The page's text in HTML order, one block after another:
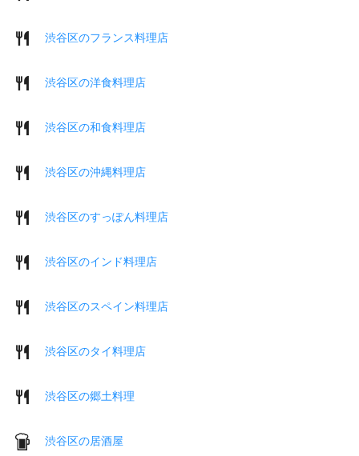
渋谷区のフランス料理店
渋谷区の洋食料理店
渋谷区の和食料理店
渋谷区の沖縄料理店
渋谷区のすっぽん料理店
渋谷区のインド料理店
渋谷区のスペイン料理店
渋谷区のタイ料理店
渋谷区の郷土料理
渋谷区の居酒屋